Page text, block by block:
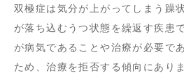
双極症は気分が上がってしまう躁
が落ち込むうつ状態を繰返す疾患
が病気であることや治療が必要で
ため、治療を拒否する傾向にあり